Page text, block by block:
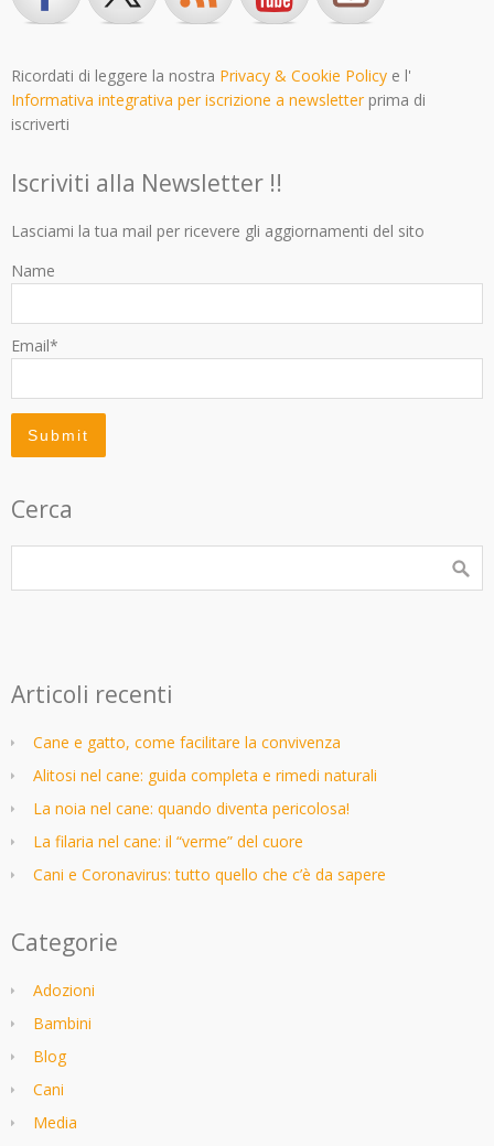
Ricordati di leggere la nostra Privacy & Cookie Policy e l'
Informativa integrativa per iscrizione a newsletterprima di
iscriverti
Iscriviti alla Newsletter !!
Lasciami la tua mail per ricevere gli aggiornamenti del sito
Name
Email*
Cerca
Articoli recenti
Cane e gatto, come facilitare la convivenza
Alitosi nel cane: guida completa e rimedi naturali
La noia nel cane: quando diventa pericolosa!
La filaria nel cane: il “verme” del cuore
Cani e Coronavirus: tutto quello che c’è da sapere
Categorie
Adozioni
Bambini
Blog
Cani
Media